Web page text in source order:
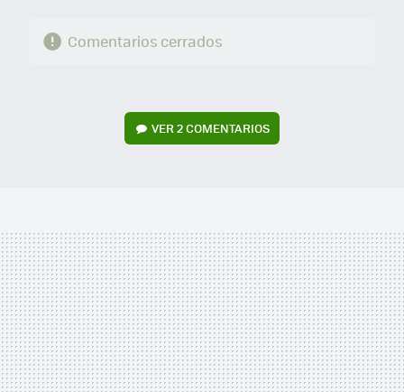
Comentarios cerrados
VER2 COMENTARIOS